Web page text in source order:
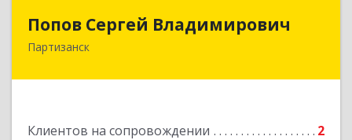
Попов Сергей Владимирович
Партизанск
Клиентов на сопровождении 2
Попов Сергей Владимирович
692922, Приморский край, г. Находка, ул.